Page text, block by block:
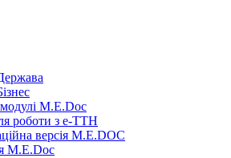
M.E.Doc
роботи з е-ТТН
версія M.E.DOC
M.E.Doc